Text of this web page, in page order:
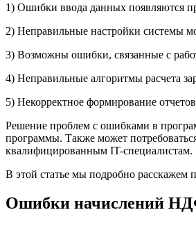
1) Ошибки ввода данных появляются
2) Неправильные настройки системы
3) Возможны ошибки, связанные с
4) Неправильные алгоритмы расчета
5) Некорректное формирование
Решение проблем с ошибками в
программы. Также может
квалифицированным IT-специалистам.
В этой статье мы подробно
Ошибки начислений